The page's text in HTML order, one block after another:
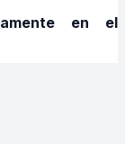
en el